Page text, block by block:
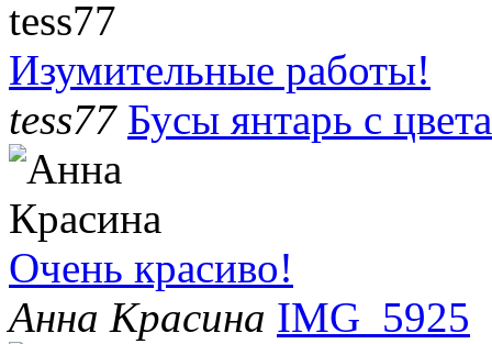
Изумительные работы!
tess77 Бусы янтарь с
Очень красиво!
Анна Красина IMG_5925